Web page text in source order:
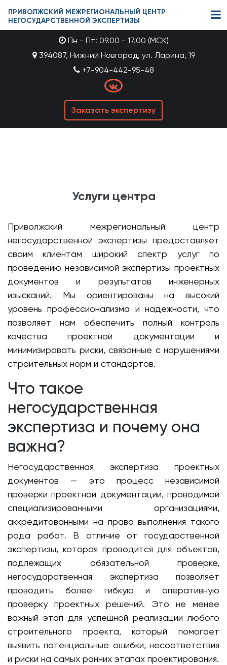
ПРИВОЛЖСКИЙ МЕЖРЕГИОНАЛЬНЫЙ ЦЕНТР
НЕГОСУДАРСТВЕННОЙ ЭКСПЕРТИЗЫ
Пн - Пт: 09.00 - 17.00 (МСК)
394087, Нижний Новгород, ул. Ларина, 19
+7-904-442-95-48
Заказать экспертизу
Услуги центра
Приволжский межрегиональный центр
негосударственной экспертизы предоставляет
своим клиентам широкий спектр услуг по
проведению независимой экспертизы проектных
документов и результатов инженерных
изысканий. Мы ориентированы на высокий
уровень профессионализма и надежности, что
позволяет нам обеспечить полный контроль
качества проектной документации и
минимизировать риски, связанные с нарушениями
строительных норм и стандартов.
Что такое
негосударственная
экспертиза и почему она
важна?
Негосударственная экспертиза проектных
документов — это процесс независимой
проверки проектной документации, проводимой
специализированными организациями,
аккредитованными на право выполнения такого
рода работ. В отличие от государственной
экспертизы, которая проводится для объектов,
подлежащих обязательной проверке,
негосударственная экспертиза позволяет
проводить более гибкую и оперативную
проверку проектных решений. Это не менее
важный этап для успешной реализации любого
строительного проекта, который помогает
выявить потенциальные ошибки, несоответствия
и риски на самых ранних этапах проектирования.